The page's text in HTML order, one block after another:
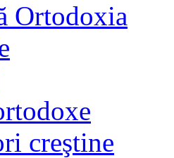
Ortodoxia
creştine